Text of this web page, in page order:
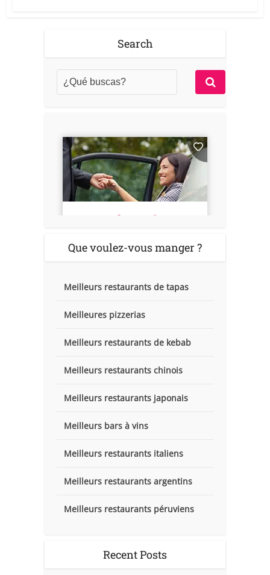
Search
Que voulez-vous manger ?
Meilleurs restaurants de tapas
Meilleures pizzerias
Meilleurs restaurants de kebab
Meilleurs restaurants chinois
Meilleurs restaurants japonais
Meilleurs bars à vins
Meilleurs restaurants italiens
Meilleurs restaurants argentins
Meilleurs restaurants péruviens
Recent Posts